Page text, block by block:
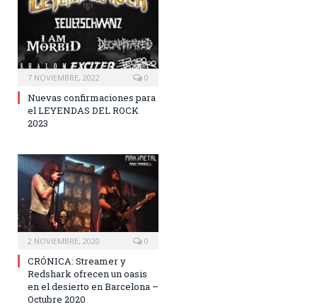
7 NOVIEMBRE, 2022 0
Nuevas confirmaciones para
el LEYENDAS DEL ROCK
2023
2 NOVIEMBRE, 2020 0
CRÓNICA: Streamer y
Redshark ofrecen un oasis
en el desierto en Barcelona –
Octubre 2020